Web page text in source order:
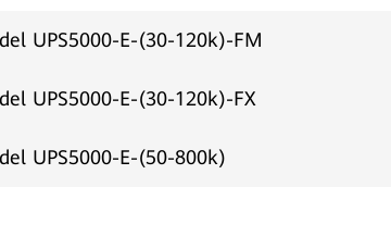
UPS5000-E-(30-120k)-FM
UPS5000-E-(30-120k)-FX
UPS5000-E-(50-800k)